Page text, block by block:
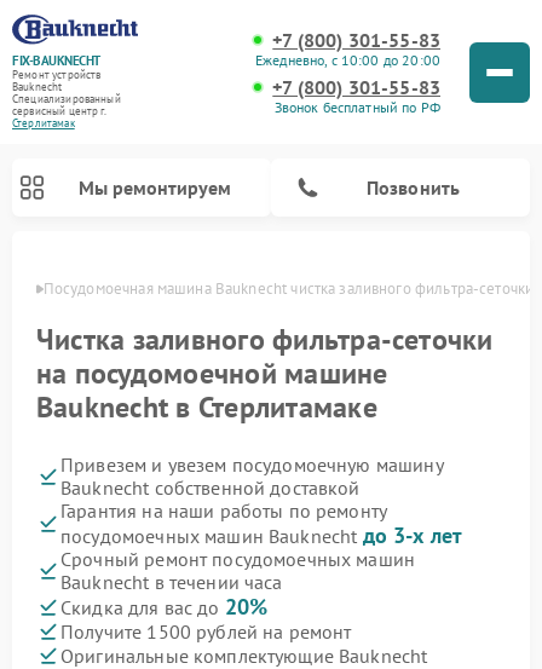
FIX-BAUKNECHT
Ремонт устройств
Bauknecht
Специализированный
cервисный центр г.
Стерлитамак
+7 (800) 301-55-83
Ежедневно, с 10:00 до 20:00
+7 (800) 301-55-83
Звонок бесплатный по РФ
Мы ремонтируем Позвонить
Посудомоечная машина Bauknecht чистка заливного фильтра-сеточки
Чистка заливного фильтра-сеточки
на посудомоечной машине
Bauknecht в Стерлитамаке
Привезем и увезем посудомоечную машину
Bauknecht собственной доставкой
Гарантия на наши работы по ремонту
посудомоечных машин Bauknecht до 3-х лет
Срочный ремонт посудомоечных машин
Bauknecht в течении часа
Скидка для вас до 20%
Получите 1500 рублей на ремонт
Оригинальные комплектующие Bauknecht